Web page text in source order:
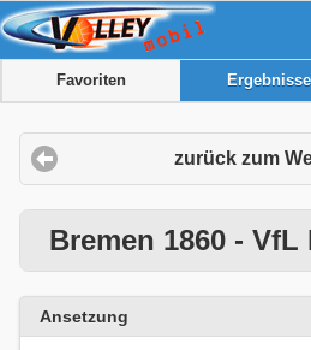
Favoriten Ergebnisse
zurück zum
Bremen 1860 -
Ansetzung